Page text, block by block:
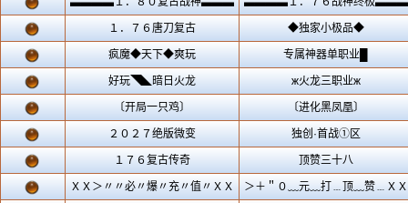
Copyright © 2021-2022